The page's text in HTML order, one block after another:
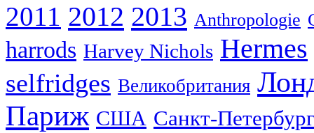
2011 2012 2013 Anthropologie
harrods Harvey Nichols Hermes
selfridges Великобритания
Париж США Санкт-